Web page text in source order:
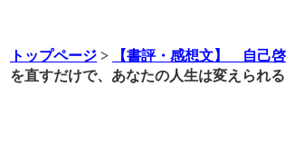
トップページ > 【書評・感想文】 自己
を直すだけで、あなたの人生は変えられ